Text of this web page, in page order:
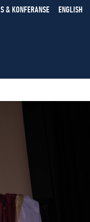
& KONFERANSE ENGLISH